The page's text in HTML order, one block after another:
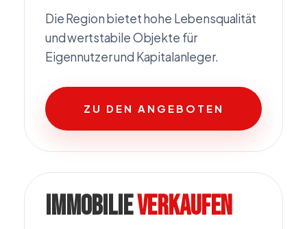
Die Region bietet hohe Lebensqualität
und wertstabile Objekte für
Eigennutzer und Kapitalanleger.
ZU DEN ANGEBOTEN
Immobilieverkaufen